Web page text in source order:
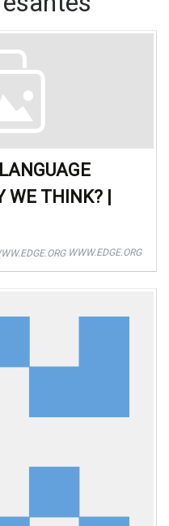
THINK? |
WWW.EDGE.ORG